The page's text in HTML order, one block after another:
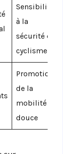
Sensibiliser
à la
sécurité du
cyclisme
Promotion
de la
mobilité
douce